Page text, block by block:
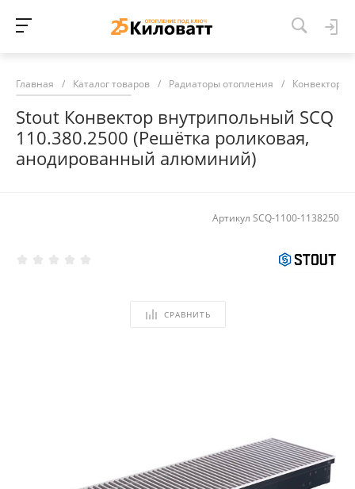
Главная / Каталог товаров / Радиаторы отопления / Конвекторы
Stout Конвектор внутрипольный SCQ
110.380.2500 (Решётка роликовая,
анодированный алюминий)
Артикул SCQ-1100-1138250
СРАВНИТЬ